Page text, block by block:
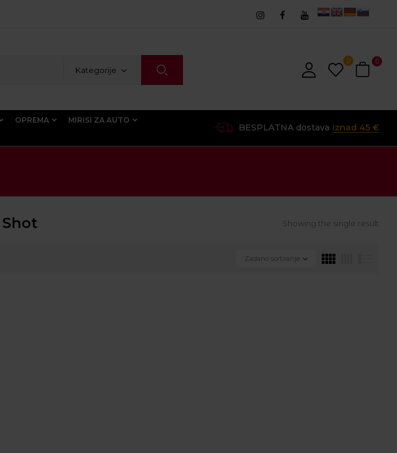
Kategorije
0 0
OPREMA
MIRISI ZA AUTO
BESPLATNA dostava iznad 45 €
Showing the single result
Zadano sortiranje